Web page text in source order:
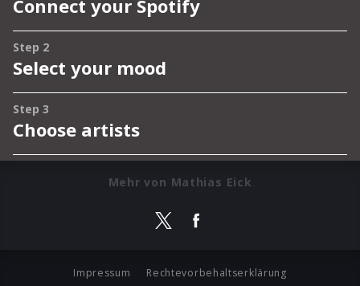
Mehr von Mathias Eick
Impressum Rechtevorbehaltserklärung